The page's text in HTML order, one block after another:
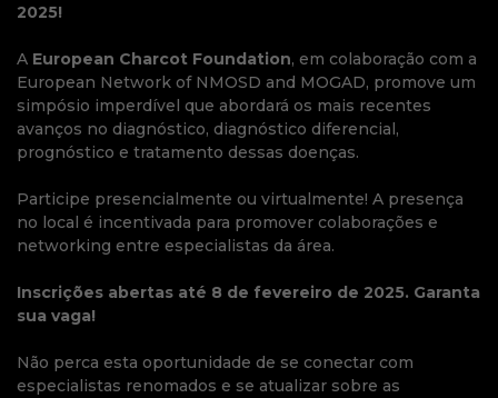
2025!
A European Charcot Foundation, em colaboração com a
European Network of NMOSD and MOGAD, promove um
simpósio imperdível que abordará os mais recentes
avanços no diagnóstico, diagnóstico diferencial,
prognóstico e tratamento dessas doenças.
Participe presencialmente ou virtualmente! A presença
no local é incentivada para promover colaborações e
networking entre especialistas da área.
Inscrições abertas até 8 de fevereiro de 2025. Garanta
sua vaga!
Não perca esta oportunidade de se conectar com
especialistas renomados e se atualizar sobre as